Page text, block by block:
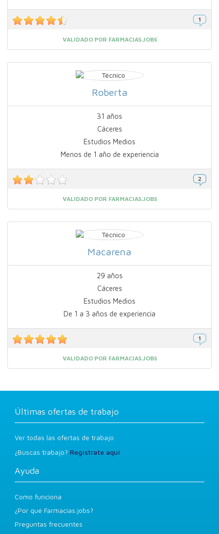
VALIDADO POR FARMACIAS.JOBS
Roberta
31 años
Cáceres
Estudios Medios
Menos de 1 año de experiencia
VALIDADO POR FARMACIAS.JOBS
Macarena
29 años
Cáceres
Estudios Medios
De 1 a 3 años de experiencia
VALIDADO POR FARMACIAS.JOBS
Últimas ofertas de trabajo
Ver todas las ofertas de trabajo
¿Buscas trabajo? Regístrate aquí
Ayuda
Como funciona
¿Por qué Farmacias.jobs?
Preguntas frecuentes